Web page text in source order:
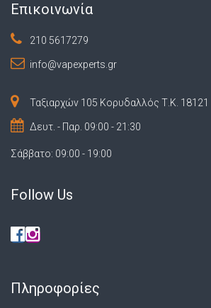
Επικοινωνία
210 5617279
info@vapexperts.gr
Ταξιαρχών 105 Κορυδαλλός Τ.Κ. 18121
Δευτ. - Παρ. 09:00 - 21:30
Σάββατο: 09:00 - 19:00
Follow Us
Πληροφορίες